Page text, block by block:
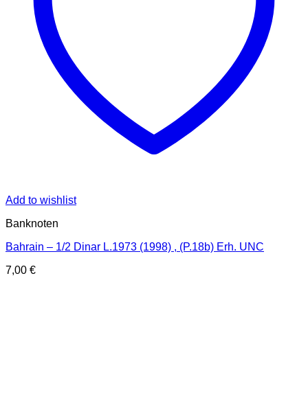
Add to wishlist
Banknoten
Bahrain – 1/2 Dinar L.1973 (1998) , (P.18b) Erh. UNC
7,00 €